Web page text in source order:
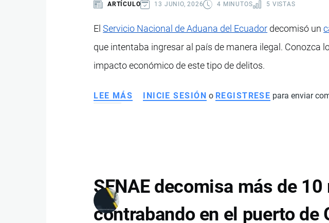
CONTRABANDO
QUITO
ARTÍCULO 13 JUNIO, 2026 4 MINUTOS 5 VISTAS
ElServicio Nacional de Aduana del Ecuador decomisó un
que intentaba ingresar al país de manera ilegal. Conozca
impacto económico de este tipo de delitos.
LEE MÁS SOBRE
LA
SELECCIÓN
ECUADOR
INICIE SESIÓN o REGISTRESE para enviar
SENAE decomisa más de
contrabando en el puerto de